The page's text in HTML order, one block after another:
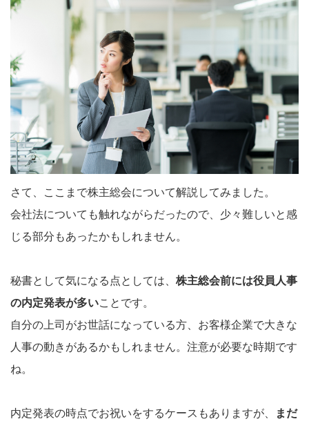
さて、ここまで株主総会について解説してみました。
会社法についても触れながらだったので、少々難しいと感
じる部分もあったかもしれません。
秘書として気になる点としては、 株主総会前には役員人事
の内定発表が多いことです。
自分の上司がお世話になっている方、お客様企業で大きな
人事の動きがあるかもしれません。注意が必要な時期です
ね。
内定発表の時点でお祝いをするケースもありますが、
まだ